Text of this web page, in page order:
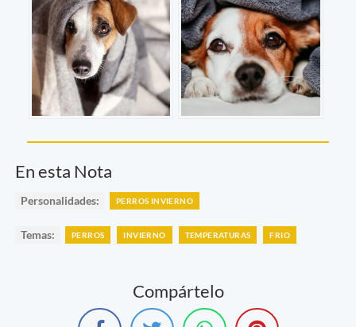
En esta Nota
Personalidades: PERROS INVIERNO
Temas: PERROS INVIERNO TEMPERATURAS FRIO
Compártelo